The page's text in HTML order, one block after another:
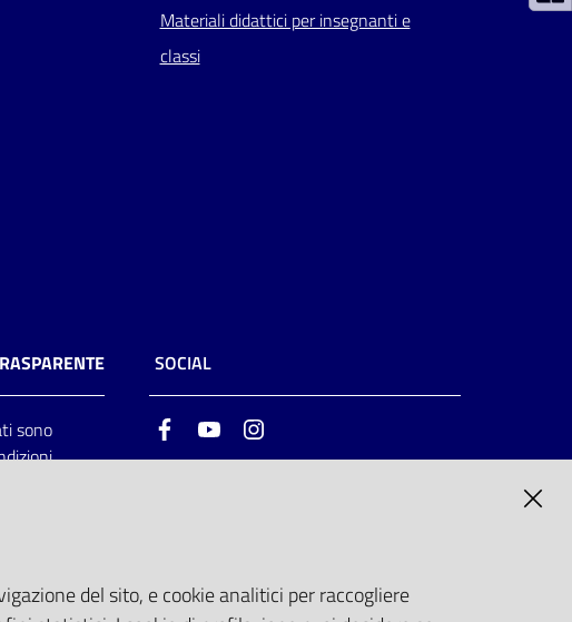
Materiali didattici per insegnanti e
classi
sono
SOCIAL
FacebookYoutube
del sito, e cookie analitici per raccogliere